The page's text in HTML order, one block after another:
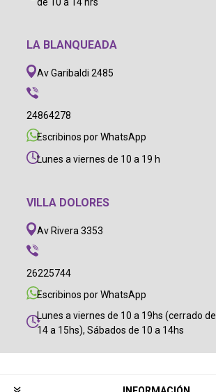
de 10 a 14 hrs
LA BLANQUEADA
Av Garibaldi 2485
24864278
Escribinos por WhatsApp
Lunes a viernes de 10 a 19 h
VILLA DOLORES
Av Rivera 3353
26225744
Escribinos por WhatsApp
Lunes a viernes de 10 a 19hs (cerrado de
14 a 15hs), Sábados de 10 a 14hs